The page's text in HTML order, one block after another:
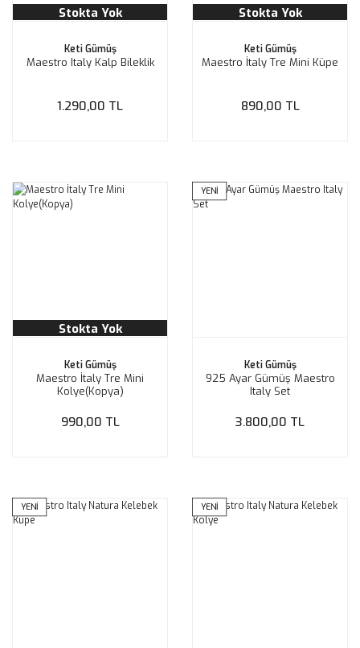
Stokta Yok
Keti Gümüş
Maestro Italy Kalp Bileklik
1.290,00 TL
Stokta Yok
Keti Gümüş
Maestro İtaly Tre Mini Küpe
890,00 TL
Stokta Yok
Keti Gümüş
Maestro İtaly Tre Mini
Kolye(Kopya)
990,00 TL
YENİ
Keti Gümüş
925 Ayar Gümüş Maestro
Italy Set
3.800,00 TL
YENİ YENİ